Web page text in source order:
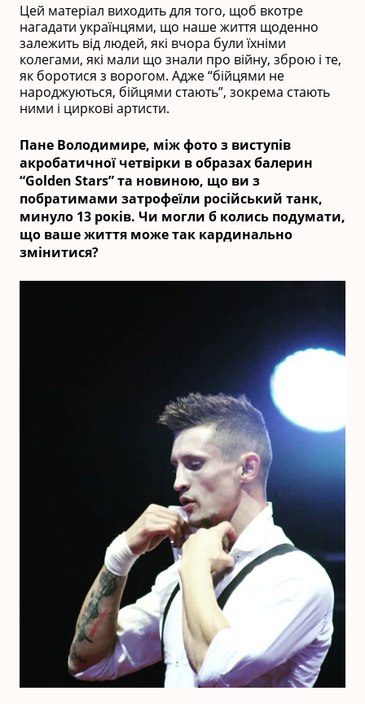
Цей матеріал виходить для того, щоб вкотре
нагадати українцями, що наше життя щоденно
залежить від людей, які вчора були їхніми
колегами, які мали що знали про війну, зброю і те,
як боротися з ворогом. Адже “бійцями не
народжуються, бійцями стають”, зокрема стають
ними і циркові артисти.
Пане Володимире, між фото з виступів
акробатичної четвірки в образах балерин
“Golden Stars” та новиною, що ви з
побратимами затрофеїли російський танк,
минуло 13 років. Чи могли б колись подумати,
що ваше життя може так кардинально
змінитися?